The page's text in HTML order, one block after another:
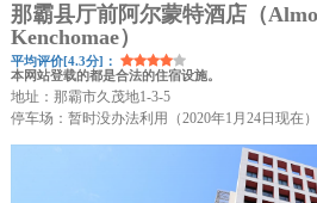
那霸县厅前阿尔蒙特酒店（
Kenchomae）
平均评价[4.3分]：
本网站登载的都是合法的住宿设施。
地址：那霸市久茂地1-3-5
停车场：暂时没办法利用（2020年1月24日现在）